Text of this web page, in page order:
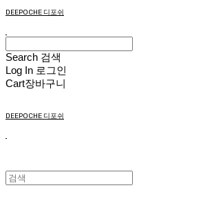
DEEPOCHE 디포쉬
Search 검색
Log In 로그인
Cart장바구니
DEEPOCHE 디포쉬